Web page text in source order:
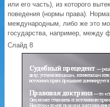
или его часть), из которого
поведения (нормы права).
международным, либо же это
государства, например, между
Слайд 8